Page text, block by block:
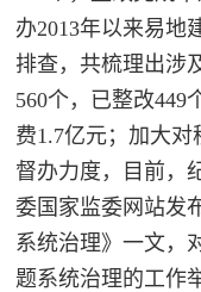
我
办2013年以来易地
排查，共梳理出涉
560个，已整改449
费1.7亿元；加大
督办力度，目前，
委国家监委网站发
系统治理》一文，
题系统治理的工作